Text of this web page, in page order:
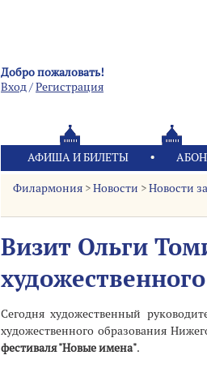
Добро пожаловать!
Вход/Pегистрация
АФИША И БИЛЕТЫ
Филармония >Новости >Новости
Визит Ольги
Сегодня художественный
художественного образования
фестиваля "Новые имена".